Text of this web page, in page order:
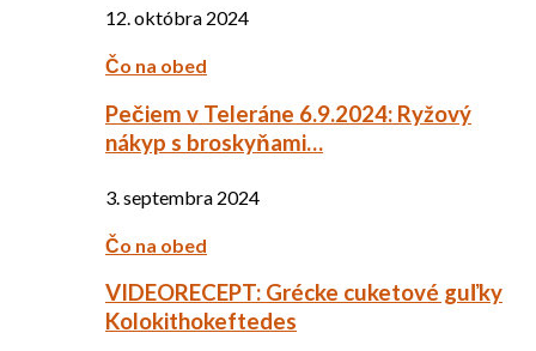
12. októbra 2024
Čo na obed
Pečiem v Teleráne 6.9.2024: Ryžový
nákyp s broskyňami…
3. septembra 2024
Čo na obed
VIDEORECEPT: Grécke cuketové guľky
Kolokithokeftedes